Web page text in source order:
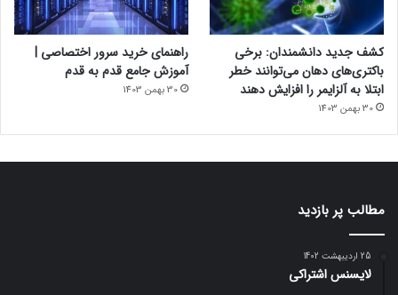
کشف جدید دانشمندان: برخی
باکتری‌های دهان می‌توانند خطر
ابتلا به آلزایمر را افزایش دهند
30 بهمن 1403
راهنمای خرید سرور اختصاصی |
آموزش جامع قدم به قدم
30 بهمن 1403
مطالب پر بازدید
25 اردیبهشت 1402
لایسنس اشتراکی